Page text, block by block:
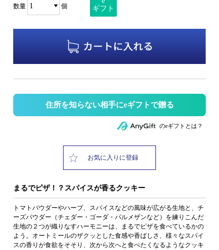
数量 個
ギフト
住所を知らない相手にeギフトで贈る
のeギフトとは？
お気に入りに登録
まるでピザ！？スパイスが香るクッキー
トマトパウダーやハーブ、スパイスなどの風味が広がる生地と、チ
ーズパウダー（チェダー・ゴーダ・パルメザンなど）を練りこんだ
生地の２つが織りなすハーモニーは、まるでピザを食べているかの
よう。オートミールのザクッとした食感や香ばしさ、様々なスパイ
スの香りが食欲をそそり、次から次へと食べたくなるようなクッキ